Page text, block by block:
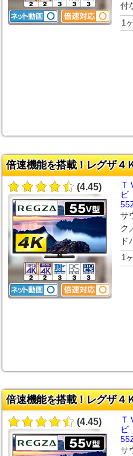
付
1
倍速機能を搭載！レグザ４
(4.45)
Ｔ
サ
ク
1
倍速機能を搭載！レグザ４
(4.45)
Ｔ
サ